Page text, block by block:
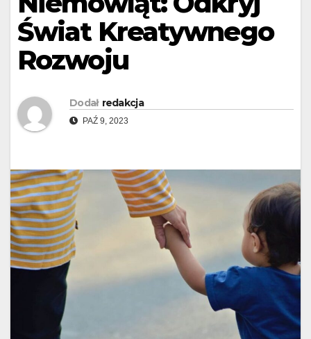
Świat Kreatywnego
Rozwoju
Dodał redakcja
PAŹ 9, 2023